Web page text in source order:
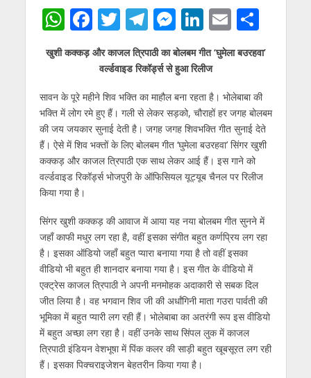
W
h
at
s
A
p
p
F
ac
e
b
o
o
k
T
w
itt
er
T
el
e
gr
a
m
M
e
ss
e
n
g
er
Li
n
k
e
dI
n
E
m
ai
l
S
h
ar
e
खुशी कक्कड़ और काजल त्रिपाठी का बोलबम गीत ‘घुमेला बउरहवा’
वर्ल्डवाइड रिकॉर्ड्स से हुआ रिलीज
सावन के पूरे महीने शिव भक्ति का माहौल बना रहता है। भोलेबाबा की
भक्ति में लोग रमे हुए हैं। गली से लेकर सड़को, चौराहों हर जगह बोलबम
की जय जयकार सुनाई देती है। जगह जगह शिवभक्ति गीत सुनाई देते
हैं। ऐसे में शिव भक्तों के लिए बोलबम गीत ‘घुमेला बउरहवा’ सिंगर खुशी
कक्कड़ और काजल त्रिपाठी एक साथ लेकर आई हैं। इस गाने को
वर्ल्डवाइड रिकॉर्ड्स भोजपुरी के ऑफिसियल यूट्यूब चैनल पर रिलीज
किया गया है।
सिंगर खुशी कक्कड़ की आवाज में आया यह नया बोलबम गीत सुनने में
जहाँ काफी मधुर लग रहा है, वहीं इसका संगीत बहुत कर्णप्रिय लग रहा
है। इसका ऑडियो जहाँ बहुत प्यारा बनाया गया है तो वहीं इसका
वीडियो भी बहुत ही शानदार बनाया गया है। इस गीत के वीडियो में
एक्ट्रेस काजल त्रिपाठी ने अपनी मनमोहक अदाकारी से सबक दिल
जीत लिया है। वह भगवान शिव जी की अर्धांगिनी माता गउरा पार्वती की
भूमिका में बहुत प्यारी लग रही हैं। भोलेबाबा का अतरंगी रूप इस वीडियो
में बहुत अच्छा लग रहा है। वहीं उनके साथ सिंपल लुक में काजल
त्रिपाठी इंडियन वेशभूषा में पिंक कलर की साड़ी बहुत खूबसूरत लग रही
हैं। इसका पिक्चराइजेशन बेहतरीन किया गया है।